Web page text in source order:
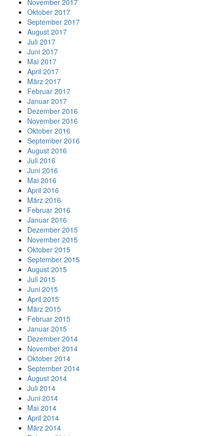
November 2017
Oktober 2017
September 2017
August 2017
Juli 2017
Juni 2017
Mai 2017
April 2017
März 2017
Februar 2017
Januar 2017
Dezember 2016
November 2016
Oktober 2016
September 2016
August 2016
Juli 2016
Juni 2016
Mai 2016
April 2016
März 2016
Februar 2016
Januar 2016
Dezember 2015
November 2015
Oktober 2015
September 2015
August 2015
Juli 2015
Juni 2015
April 2015
März 2015
Februar 2015
Januar 2015
Dezember 2014
November 2014
Oktober 2014
September 2014
August 2014
Juli 2014
Juni 2014
Mai 2014
April 2014
März 2014